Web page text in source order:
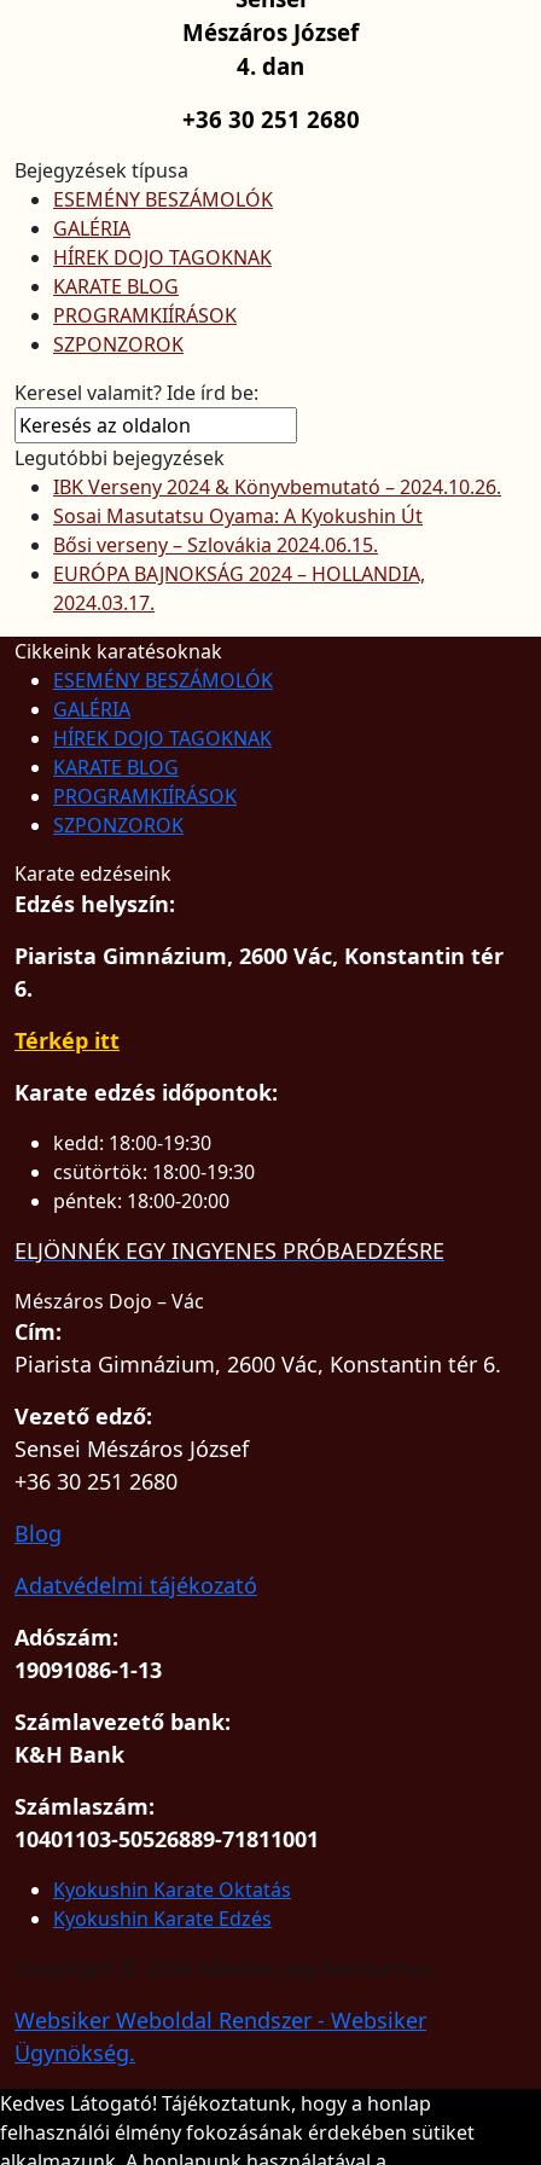
Mészáros József
4. dan
+36 30 251 2680
Bejegyzések típusa
ESEMÉNY BESZÁMOLÓK
GALÉRIA
HÍREK DOJO TAGOKNAK
KARATE BLOG
PROGRAMKIÍRÁSOK
SZPONZOROK
Keresel valamit? Ide írd be:
Legutóbbi bejegyzések
IBK Verseny 2024 & Könyvbemutató – 2024.10.26.
Sosai Masutatsu Oyama: A Kyokushin Út
Bősi verseny – Szlovákia 2024.06.15.
EURÓPA BAJNOKSÁG 2024 – HOLLANDIA,
2024.03.17.
Cikkeink karatésoknak
ESEMÉNY BESZÁMOLÓK
GALÉRIA
HÍREK DOJO TAGOKNAK
KARATE BLOG
PROGRAMKIÍRÁSOK
SZPONZOROK
Karate edzéseink
Edzés helyszín:
Piarista Gimnázium, 2600 Vác, Konstantin tér
6.
Térkép itt
Karate edzés időpontok:
kedd: 18:00-19:30
csütörtök: 18:00-19:30
péntek: 18:00-20:00
ELJÖNNÉK EGY INGYENES PRÓBAEDZÉSRE
Mészáros Dojo – Vác
Cím:
Piarista Gimnázium, 2600 Vác, Konstantin tér 6.
Vezető edző:
Sensei Mészáros József
+36 30 251 2680
Blog
Adatvédelmi tájékozató
Adószám:
19091086-1-13
Számlavezető bank:
K&H Bank
Számlaszám:
10401103-50526889-71811001
Kyokushin Karate Oktatás
Kyokushin Karate Edzés
Copyright © 2026 Minden jog fenntartva!
Websiker Weboldal Rendszer - Websiker
Ügynökség.
Kedves Látogató! Tájékoztatunk, hogy a honlap
felhasználói élmény fokozásának érdekében sütiket